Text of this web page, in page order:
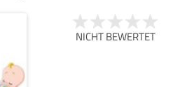
NICHT BEWERTET